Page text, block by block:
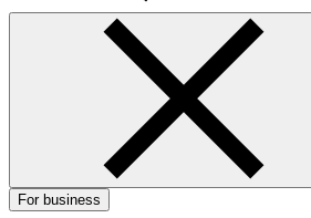
For business